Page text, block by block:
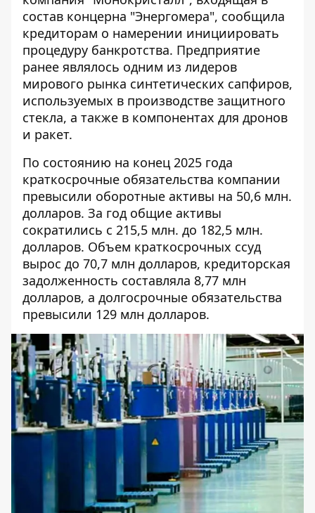
состав концерна "Энергомера", сообщила
кредиторам о намерении инициировать
процедуру банкротства. Предприятие
ранее являлось одним из лидеров
мирового рынка синтетических сапфиров,
используемых в производстве защитного
стекла, а также в компонентах для дронов
и ракет.
По состоянию на конец 2025 года
краткосрочные обязательства компании
превысили оборотные активы на 50,6 млн.
долларов. За год общие активы
сократились с 215,5 млн. до 182,5 млн.
долларов. Объем краткосрочных ссуд
вырос до 70,7 млн ​​долларов, кредиторская
задолженность составляла 8,77 млн ​​
долларов, а долгосрочные обязательства
превысили 129 млн долларов.